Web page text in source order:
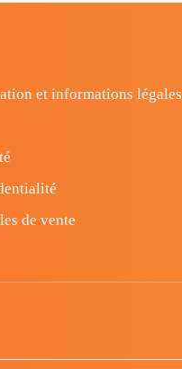
et informations légales
de vente